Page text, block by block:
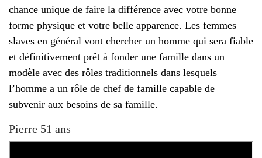
chance unique de faire la différence avec votre bonne
forme physique et votre belle apparence. Les femmes
slaves en général vont chercher un homme qui sera fiable
et définitivement prêt à fonder une famille dans un
modèle avec des rôles traditionnels dans lesquels
l’homme a un rôle de chef de famille capable de
subvenir aux besoins de sa famille.
Pierre 51 ans